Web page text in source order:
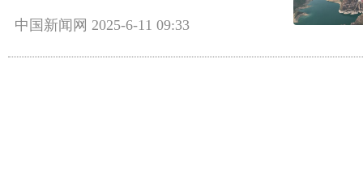
中国新闻网 2025-6-11 09:33